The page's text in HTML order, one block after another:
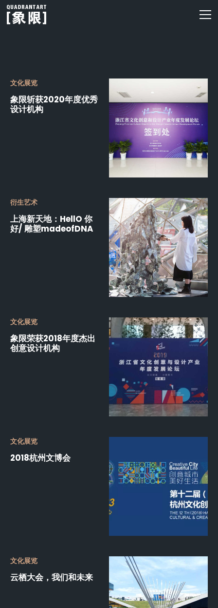
文化展览
象限斩获2020年度优秀
设计机构
衍生艺术
上海新天地：HellO 你
好/ 雕塑madeofDNA
文化展览
象限荣获2018年度杰出
创意设计机构
文化展览
2018杭州文博会
文化展览
云栖大会，我们和未来